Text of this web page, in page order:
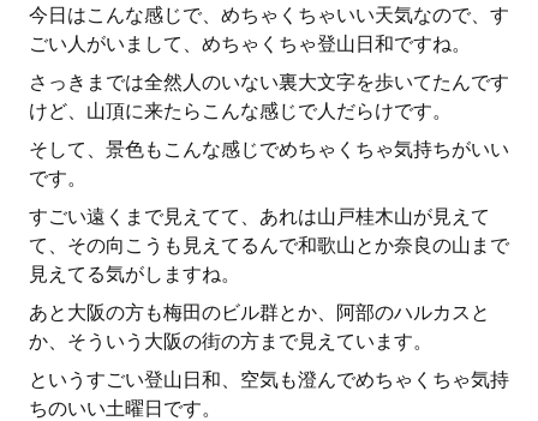
今日はこんな感じで、めちゃくちゃいい天気なので、す
ごい人がいまして、めちゃくちゃ登山日和ですね。
さっきまでは全然人のいない裏大文字を歩いてたんです
けど、山頂に来たらこんな感じで人だらけです。
そして、景色もこんな感じでめちゃくちゃ気持ちがいい
です。
すごい遠くまで見えてて、あれは山戸桂木山が見えて
て、その向こうも見えてるんで和歌山とか奈良の山まで
見えてる気がしますね。
あと大阪の方も梅田のビル群とか、阿部のハルカスと
か、そういう大阪の街の方まで見えています。
というすごい登山日和、空気も澄んでめちゃくちゃ気持
ちのいい土曜日です。